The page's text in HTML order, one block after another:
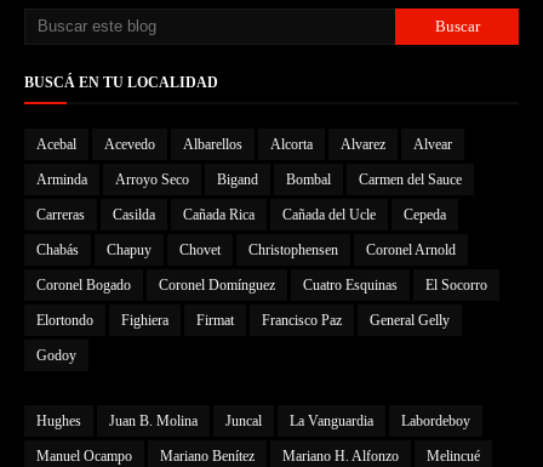
BUSCÁ EN TU LOCALIDAD
Acebal Acevedo Albarellos Alcorta Alvarez Alvear
Arminda Arroyo Seco Bigand Bombal Carmen del Sauce
Carreras Casilda Cañada Rica Cañada del Ucle Cepeda
Chabás Chapuy Chovet Christophensen Coronel Arnold
Coronel Bogado Coronel Domínguez Cuatro Esquinas El Socorro
Elortondo Fighiera Firmat Francisco Paz General Gelly
Godoy
Hughes Juan B. Molina Juncal La Vanguardia Labordeboy
Manuel Ocampo Mariano Benítez Mariano H. Alfonzo Melincué